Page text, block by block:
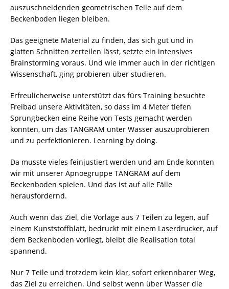
auszuschneidenden geometrischen Teile auf dem
Beckenboden liegen bleiben.
Das geeignete Material zu finden, das sich gut und in
glatten Schnitten zerteilen lässt, setzte ein intensives
Brainstorming voraus. Und wie immer auch in der richtigen
Wissenschaft, ging probieren über studieren.
Erfreulicherweise unterstützt das fürs Training besuchte
Freibad unsere Aktivitäten, so dass im 4 Meter tiefen
Sprungbecken eine Reihe von Tests gemacht werden
konnten, um das TANGRAM unter Wasser auszuprobieren
und zu perfektionieren. Learning by doing.
Da musste vieles feinjustiert werden und am Ende konnten
wir mit unserer Apnoegruppe TANGRAM auf dem
Beckenboden spielen. Und das ist auf alle Fälle
herausfordernd.
Auch wenn das Ziel, die Vorlage aus 7 Teilen zu legen, auf
einem Kunststoffblatt, bedruckt mit einem Laserdrucker, auf
dem Beckenboden vorliegt, bleibt die Realisation total
spannend.
Nur 7 Teile und trotzdem kein klar, sofort erkennbarer Weg,
das Ziel zu erreichen. Und selbst wenn über Wasser die